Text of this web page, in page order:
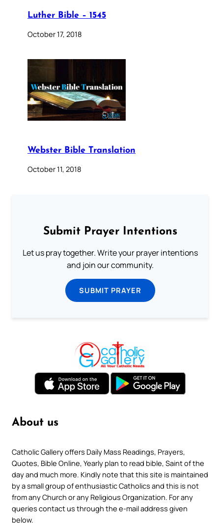
Luther Bible – 1545
October 17, 2018
Webster Bible Translation
October 11, 2018
Submit Prayer Intentions
Let us pray together. Write your prayer intentions
and join our community.
SUBMIT PRAYER
About us
Catholic Gallery offers Daily Mass Readings, Prayers,
Quotes, Bible Online, Yearly plan to read bible, Saint of the
day and much more. Kindly note that this site is maintained
by a small group of enthusiastic Catholics and this is not
from any Church or any Religious Organization. For any
queries contact us through the e-mail address given
below.